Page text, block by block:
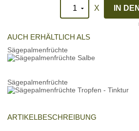
X
AUCH ERHÄLTLICH ALS
Sägepalmenfrüchte
Sägepalmenfrüchte
ARTIKELBESCHREIBUNG